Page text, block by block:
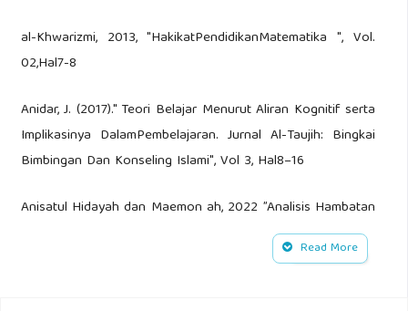
al-Khwarizmi, 2013, "HakikatPendidikanMatematika ", Vol.
02,Hal7-8
Anidar, J. (2017)." Teori Belajar Menurut Aliran Kognitif serta
Implikasinya DalamPembelajaran. Jurnal Al-Taujih: Bingkai
Bimbingan Dan Konseling Islami", Vol 3, Hal8–16
Anisatul Hidayah dan Maemon ah, 2022 ”Analisis Hambatan
Belajar Siswa Mata
Read More